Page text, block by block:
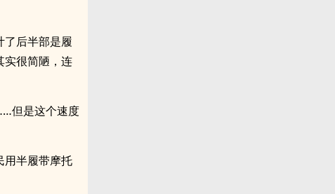
了后半部是履
实很简陋，连
但是这个速度
用半履带摩托